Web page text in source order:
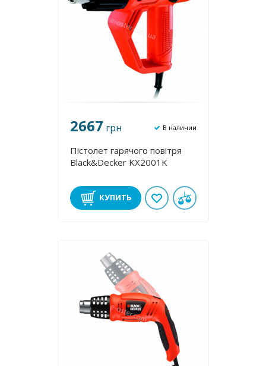
2667 грн В наличии
Пістолет гарячого повітря
Black&Decker KX2001K
КУПИТЬ